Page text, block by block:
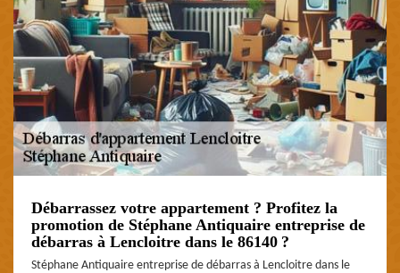
Débarrassez votre appartement ? Profitez la
promotion de Stéphane Antiquaire entreprise de
débarras à Lencloitre dans le 86140 ?
Stéphane Antiquaire entreprise de débarras à Lencloitre dans le